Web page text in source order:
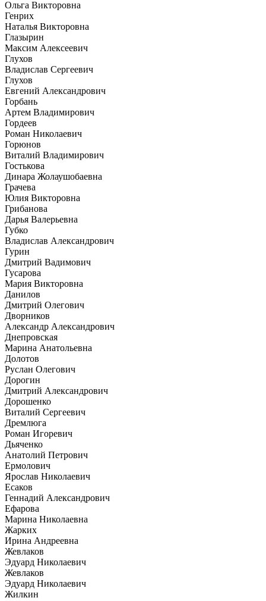
Ольга Викторовна
Генрих
Наталья Викторовна
Глазырин
Максим Алексеевич
Глухов
Владислав Сергеевич
Глухов
Евгений Александрович
Горбань
Артем Владимирович
Гордеев
Роман Николаевич
Горюнов
Виталий Владимирович
Гостькова
Динара Жолаушобаевна
Грачева
Юлия Викторовна
Грибанова
Дарья Валерьевна
Губко
Владислав Александрович
Гурин
Дмитрий Вадимович
Гусарова
Мария Викторовна
Данилов
Дмитрий Олегович
Дворников
Александр Александрович
Днепровская
Марина Анатольевна
Долотов
Руслан Олегович
Дорогин
Дмитрий Александрович
Дорошенко
Виталий Сергеевич
Дремлюга
Роман Игоревич
Дьяченко
Анатолий Петрович
Ермолович
Ярослав Николаевич
Есаков
Геннадий Александрович
Ефарова
Марина Николаевна
Жарких
Ирина Андреевна
Жевлаков
Эдуард Николаевич
Жевлаков
Эдуард Николаевич
Жилкин